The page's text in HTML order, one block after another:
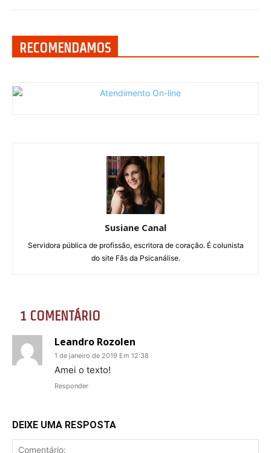
RECOMENDAMOS
Susiane Canal
Servidora pública de profissão, escritora de coração. É colunista
do site Fãs da Psicanálise.
1 COMENTÁRIO
Leandro Rozolen
1 de janeiro de 2019 Em 12:38
Amei o texto!
Responder
DEIXE UMA RESPOSTA